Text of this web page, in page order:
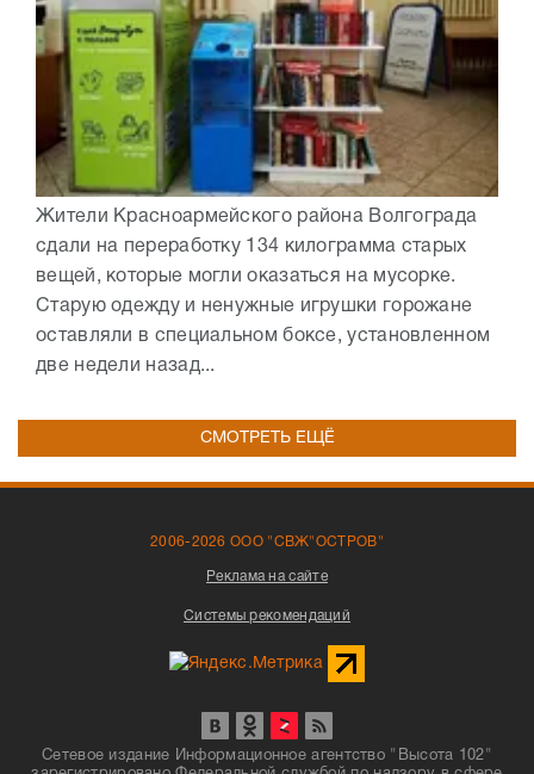
Жители Красноармейского района Волгограда
сдали на переработку 134 килограмма старых
вещей, которые могли оказаться на мусорке.
Старую одежду и ненужные игрушки горожане
оставляли в специальном боксе, установленном
две недели назад...
СМОТРЕТЬ ЕЩЁ
2006-2026 ООО "СВЖ"ОСТРОВ"
Реклама на сайте
Системы рекомендаций
Сетевое издание Информационное агентство "Высота 102"